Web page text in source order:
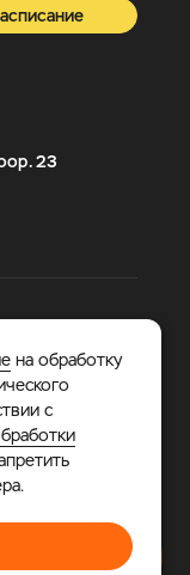
23
каждый
на обработку
с